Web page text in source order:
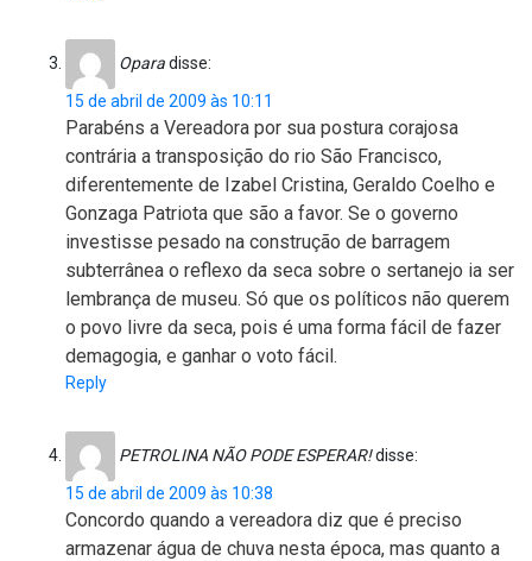
Oparadisse:
15 de abril de 2009 às 10:11
Parabéns a Vereadora por sua postura corajosa
contrária a transposição do rio São Francisco,
diferentemente de Izabel Cristina, Geraldo Coelho e
Gonzaga Patriota que são a favor. Se o governo
investisse pesado na construção de barragem
subterrânea o reflexo da seca sobre o sertanejo ia ser
lembrança de museu. Só que os políticos não querem
o povo livre da seca, pois é uma forma fácil de fazer
demagogia, e ganhar o voto fácil.
Reply
PETROLINA NÃO PODE ESPERAR!disse:
15 de abril de 2009 às 10:38
Concordo quando a vereadora diz que é preciso
armazenar água de chuva nesta época, mas quanto a